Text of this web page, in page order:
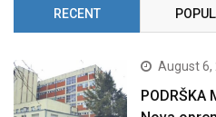
RECENT
August 6,
PODRŠKA